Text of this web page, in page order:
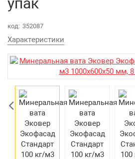
код: 352087
Характеристики
Контакты
Возврат товара
Екатеринбург